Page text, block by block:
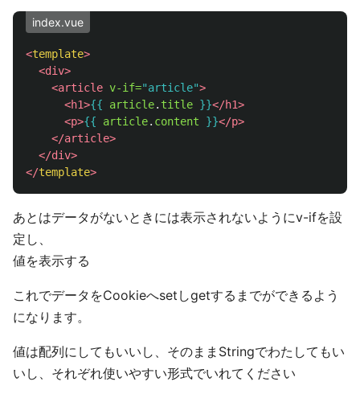
index.vue
<template>
<div>
<article v-if="article">
<h1>{{ article. title }}</h1>
<p>{{ article. content }}</p>
</article>
</div>
</template>
あとはデータがないときには表示されないようにv-ifを設
定し、
値を表示する
これでデータをCookieへsetしgetするまでができるよう
になります。
値は配列にしてもいいし、そのままStringでわたしてもい
いし、それぞれ使いやすい形式でいれてください